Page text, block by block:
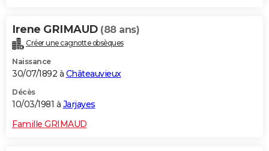
Irene GRIMAUD (88 ans)
Créer une cagnotte obsèques
Naissance
30/07/1892 à Châteauvieux
Décès
10/03/1981 à Jarjayes
Famille GRIMAUD